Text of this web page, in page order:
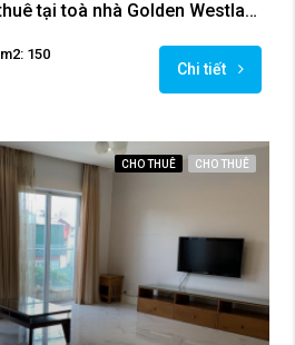
Căn hộ cao cấp cho thuê tại toà nhà Golden Westlake, Ba Đình
m2: 150
Chi tiết
CHO THUÊ CHO THUÊ